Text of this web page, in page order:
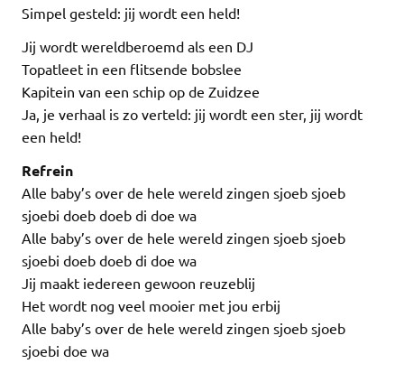
Simpel gesteld: jij wordt een held!
Jij wordt wereldberoemd als een DJ
Topatleet in een flitsende bobslee
Kapitein van een schip op de Zuidzee
Ja, je verhaal is zo verteld: jij wordt een ster, jij wordt
een held!
Refrein
Alle baby’s over de hele wereld zingen sjoeb sjoeb
sjoebi doeb doeb di doe wa
Alle baby’s over de hele wereld zingen sjoeb sjoeb
sjoebi doeb doeb di doe wa
Jij maakt iedereen gewoon reuzeblij
Het wordt nog veel mooier met jou erbij
Alle baby’s over de hele wereld zingen sjoeb sjoeb
sjoebi doe wa